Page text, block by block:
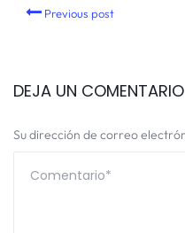
Previous post
DEJA UN COMENTARIO
Su dirección de correo